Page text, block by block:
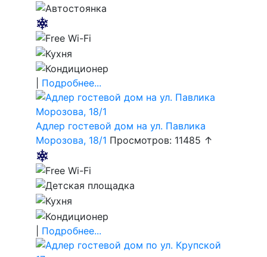
Подробнее...
Адлер гостевой дом на ул. Павлика
Морозова, 18/1 Просмотров: 11485 ↑
Подробнее...